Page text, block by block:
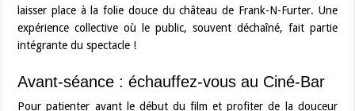
laisser place à la folie douce du château de Frank-N-Furter. Une
expérience collective où le public, souvent déchaîné, fait partie
intégrante du spectacle !
Avant-séance : échauffez-vous au Ciné-Bar
Pour patienter avant le début du film et profiter de la douceur